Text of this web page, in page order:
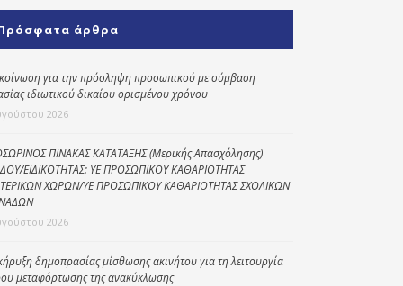
Κοινωνικό
παντοπωλείο
Kοινωνικό
φαρμακείο
Κέντρο Ημερήσιας
Φροντίδας
Ηλικιωμένων
(Κ.Η.Φ.Η.) Πρέβεζας
άρθρα
για την πρόσληψη προσωπικού με σύμβαση
ιδιωτικού δικαίου ορισμένου χρόνου
2026
ΠΙΝΑΚΑΣ ΚΑΤΑΤΑΞΗΣ (Μερικής Απασχόλησης)
ΕΙΔΙΚΟΤΗΤΑΣ: ΥΕ ΠΡΟΣΩΠΙΚΟΥ ΚΑΘΑΡΙΟΤΗΤΑΣ
ΧΩΡΩΝ/ΥΕ ΠΡΟΣΩΠΙΚΟΥ ΚΑΘΑΡΙΟΤΗΤΑΣ ΣΧΟΛΙΚΩΝ
2026
δημοπρασίας μίσθωσης ακινήτου για τη λειτουργία
μεταφόρτωσης της ανακύκλωσης